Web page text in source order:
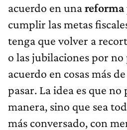
acuerdo en unareforma
cumplir las metas
tenga que volver a
o las jubilaciones por no
acuerdo en cosas más
pasar. La idea es que no
manera, sino que sea
más conversado, con